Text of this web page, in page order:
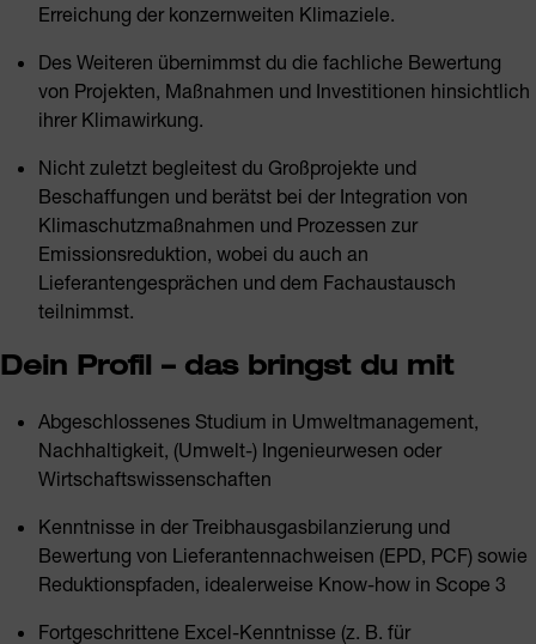
Erreichung der konzernweiten Klimaziele.
Des Weiteren übernimmst du die fachliche Bewertung
von Projekten, Maßnahmen und Investitionen hinsichtlich
ihrer Klimawirkung.
Nicht zuletzt begleitest du Großprojekte und
Beschaffungen und berätst bei der Integration von
Klimaschutzmaßnahmen und Prozessen zur
Emissionsreduktion, wobei du auch an
Lieferantengesprächen und dem Fachaustausch
teilnimmst.
Dein Profil – das bringst du mit
Abgeschlossenes Studium in Umweltmanagement,
Nachhaltigkeit, (Umwelt-) Ingenieurwesen oder
Wirtschaftswissenschaften
Kenntnisse in der Treibhausgasbilanzierung und
Bewertung von Lieferantennachweisen (EPD, PCF) sowie
Reduktionspfaden, idealerweise Know-how in Scope 3
Fortgeschrittene Excel-Kenntnisse (z. B. für